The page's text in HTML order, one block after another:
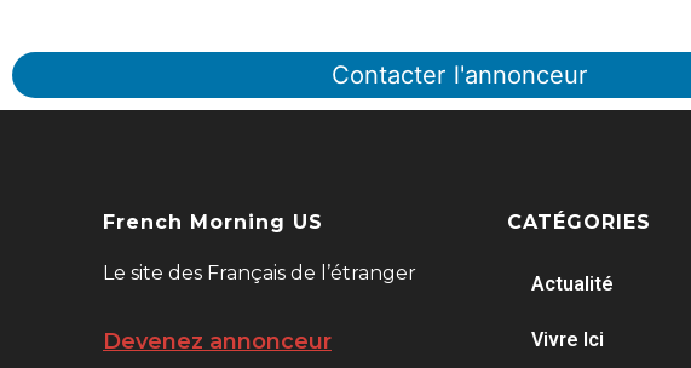
Contacter l'annonceur
French Morning US
Le site des Français de l’étranger
Devenez annonceur
CATÉGORIES
Actualité
Vivre Ici